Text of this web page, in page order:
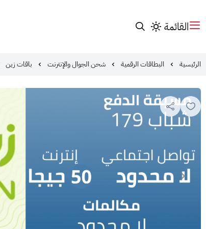
القائمة
الرئيسية البطاقات الرقمية شحن الجوال والإنترنت باقات زين